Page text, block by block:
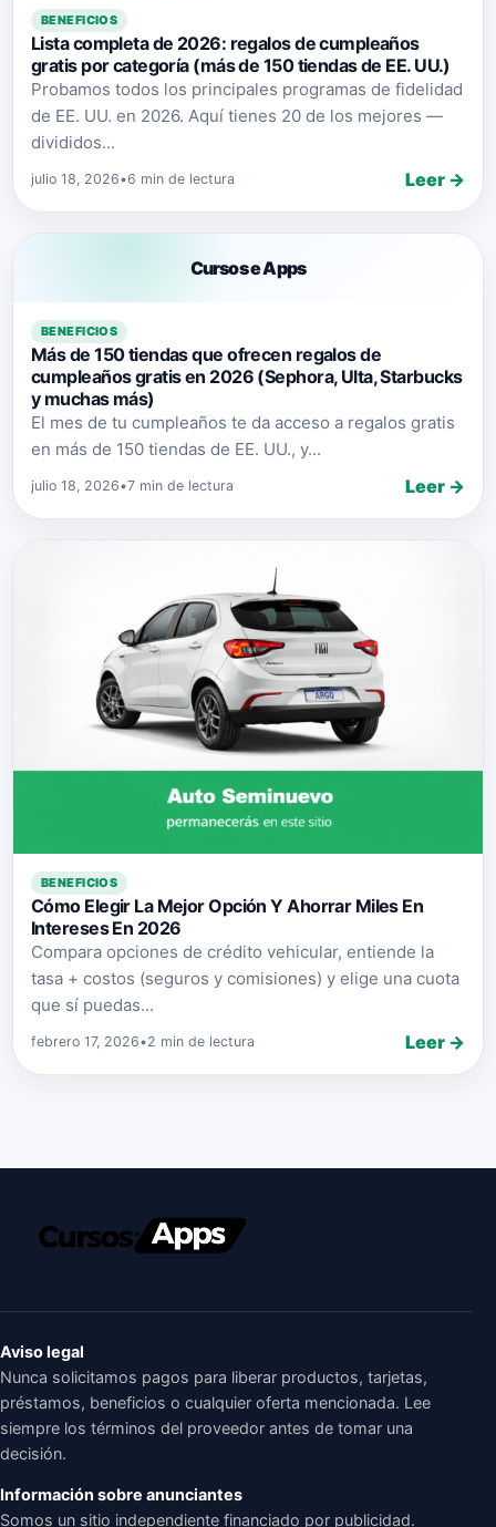
BENEFICIOS
Lista completa de 2026: regalos de cumpleaños
gratis por categoría (más de 150 tiendas de EE. UU.)
Probamos todos los principales programas de fidelidad
de EE. UU. en 2026. Aquí tienes 20 de los mejores —
divididos...
julio 18, 2026•6 min de lectura Leer →
Cursos e Apps
BENEFICIOS
Más de 150 tiendas que ofrecen regalos de
cumpleaños gratis en 2026 (Sephora, Ulta, Starbucks
y muchas más)
El mes de tu cumpleaños te da acceso a regalos gratis
en más de 150 tiendas de EE. UU., y...
julio 18, 2026•7 min de lectura Leer →
BENEFICIOS
Cómo Elegir La Mejor Opción Y Ahorrar Miles En
Intereses En 2026
Compara opciones de crédito vehicular, entiende la
tasa + costos (seguros y comisiones) y elige una cuota
que sí puedas...
febrero 17, 2026•2 min de lectura Leer →
Aviso legal
Nunca solicitamos pagos para liberar productos, tarjetas,
préstamos, beneficios o cualquier oferta mencionada. Lee
siempre los términos del proveedor antes de tomar una
decisión.
Información sobre anunciantes
Somos un sitio independiente financiado por publicidad.